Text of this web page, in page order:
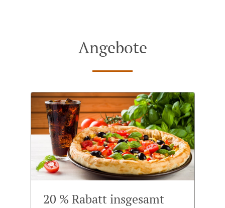
Angebote
20 % Rabatt insgesamt